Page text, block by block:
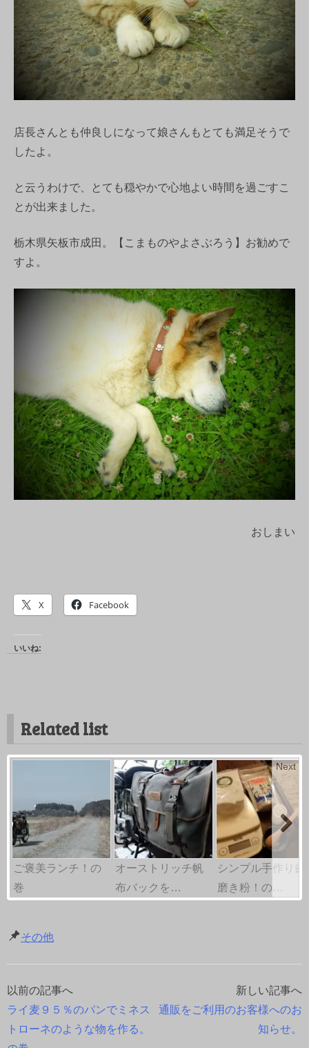
店長さんとも仲良しになって娘さんもとても満足そうで
したよ。
と云うわけで、とても穏やかで心地よい時間を過ごすこ
とが出来ました。
栃木県矢板市成田。【こまものやよさぶろう】お勧めで
すよ。
おしまい
X Facebook
いいね:
Related list
ご褒美ランチ！の
巻
オーストリッチ帆
布バックを…
シンプル手作り歯
磨き粉！の…
Next
その他
投
稿
以前の記事へ
ライ麦９５％のパンでミネス
トローネのような物を作る。
新しい記事へ
通販をご利用のお客様へのお
知らせ。